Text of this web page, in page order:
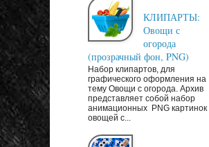
КЛИПАРТЫ:
Овощи с
огорода
(прозрачный фон, PNG)
Набор клипартов, для
графического оформления на
тему Овощи с огорода. Архив
представляет собой набор
анимационных PNG картинок
овощей с...